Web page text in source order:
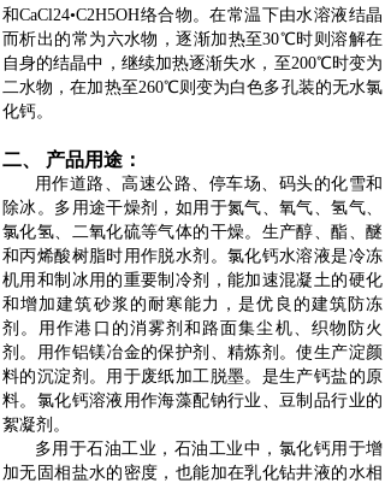
和CaCl24•C2H5OH络合物。在常温下由水溶液结晶
而析出的常为六水物，逐渐加热至30℃时则溶解在
自身的结晶中，继续加热逐渐失水，至200℃时变为
二水物，在加热至260℃则变为白色多孔装的无水氯
化钙。
二、 产品用途：
用作道路、高速公路、停车场、码头的化雪和
除冰。多用途干燥剂，如用于氮气、氧气、氢气、
氯化氢、二氧化硫等气体的干燥。生产醇、酯、醚
和丙烯酸树脂时用作脱水剂。氯化钙水溶液是冷冻
机用和制冰用的重要制冷剂，能加速混凝土的硬化
和增加建筑砂浆的耐寒能力，是优良的建筑防冻
剂。用作港口的消雾剂和路面集尘机、织物防火
剂。用作铝镁冶金的保护剂、精炼剂。使生产淀颜
料的沉淀剂。用于废纸加工脱墨。是生产钙盐的原
料。氯化钙溶液用作海藻配钠行业、豆制品行业的
絮凝剂。
多用于石油工业， 石油工业中，氯化钙用于增
加无固相盐水的密度，也能加在乳化钻井液的水相